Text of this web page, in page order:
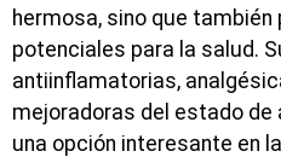
hermosa, sino que
potenciales para la salud.
antiinflamatorias,
mejoradoras del estado de
una opción interesante en